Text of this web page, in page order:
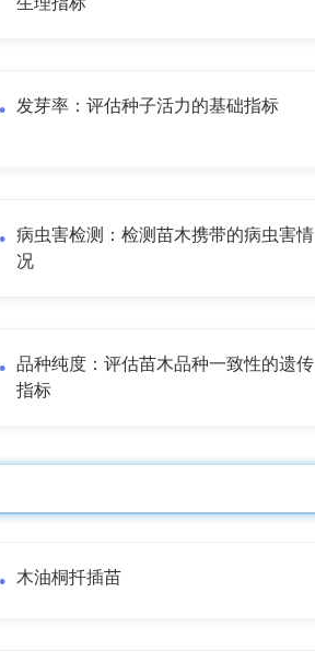
发芽率：评估种子活力的基础指标
病虫害检测：检测苗木携带的病虫害情
况
品种纯度：评估苗木品种一致性的遗传
指标
木油桐扦插苗